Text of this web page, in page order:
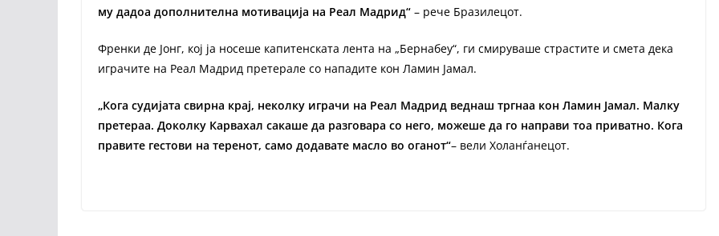
му дадоа дополнителна мотивација на Реал Мадрид“ – рече Бразилецот.
Френки де Јонг, кој ја носеше капитенската лента на „Бернабеу“, ги смируваше страстите и смета дека
играчите на Реал Мадрид претерале со нападите кон Ламин Јамал.
„Кога судијата свирна крај, неколку играчи на Реал Мадрид веднаш тргнаа кон Ламин Јамал. Малку
претераа. Доколку Карвахал сакаше да разговара со него, можеше да го направи тоа приватно. Кога
правите гестови на теренот, само додавате масло во оганот“– вели Холанѓанецот.